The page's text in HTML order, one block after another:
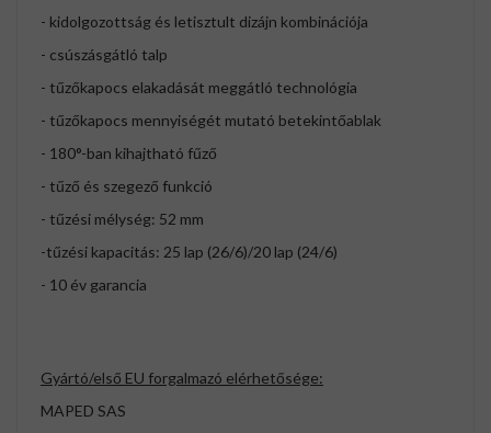
- kidolgozottság és letisztult dizájn kombinációja
- csúszásgátló talp
- tűzőkapocs elakadását meggátló technológia
- tűzőkapocs mennyiségét mutató betekintőablak
- 180°-ban kihajtható fűző
- tűző és szegező funkció
- tűzési mélység: 52 mm
-tűzési kapacitás: 25 lap (26/6)/20 lap (24/6)
- 10 év garancia
Gyártó/első EU forgalmazó elérhetősége:
MAPED SAS